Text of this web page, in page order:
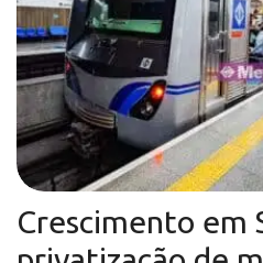
Crescimento em